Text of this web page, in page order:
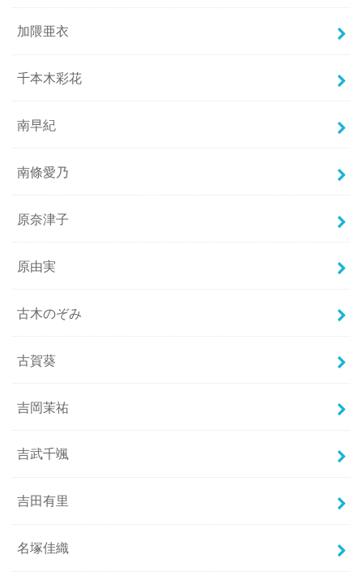
加隈亜衣
千本木彩花
南早紀
南條愛乃
原奈津子
原由実
古木のぞみ
古賀葵
吉岡茉祐
吉武千颯
吉田有里
名塚佳織